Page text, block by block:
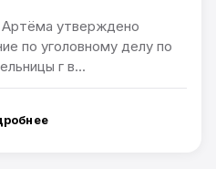
Артёма утверждено
по уголовному делу по
г в...